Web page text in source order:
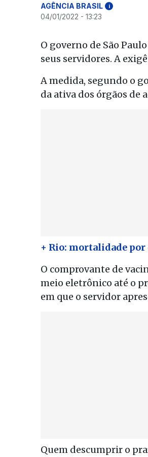
AGÊNCIA BRASIL i
04/01/2022 - 13:23
O governo de São
seus servidores. A
A medida, segundo o
da ativa dos órgãos de
+ Rio: mortalidade
O comprovante de
meio eletrônico até o
em que o servidor
Quem descumprir o